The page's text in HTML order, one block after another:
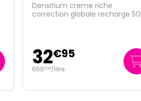
Densitium Bi-serum Anti-gravite
rechargeable 2x15ml
38€95